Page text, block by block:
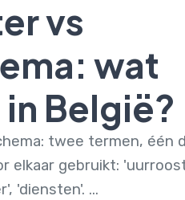
vs
wat
België?
twee termen, één
elkaar gebruikt:
'diensten'. ...